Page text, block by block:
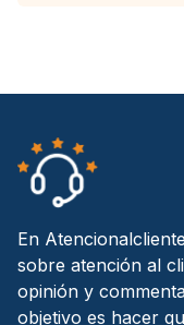
En
sobre atención al
opinión y
objetivo es hacer